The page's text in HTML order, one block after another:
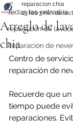
Todas las entradas
reparacion de
Reparación de
Arreglo de
chia
reparacion chia
23 feb3 min de
Centro de
reparación de
Recuerde que
tiempo puede
reparaciones.